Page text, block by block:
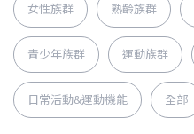
女性族群 熟齡族群
青少年族群 運動族群
日常活動&運動機能 全部